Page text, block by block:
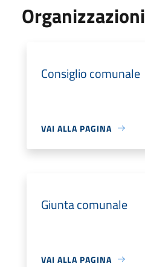
Organizzazioni
Consiglio comunale
VAI ALLA PAGINA
Giunta comunale
VAI ALLA PAGINA